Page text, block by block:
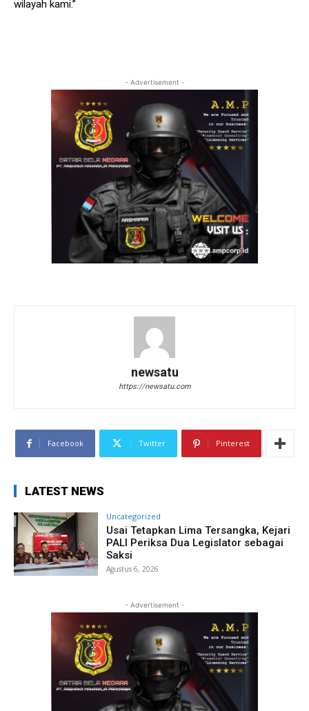
wilayah kami.”
- Advertisement -
newsatu
https://newsatu.com
Facebook Twitter Pinterest
LATEST NEWS
Uncategorized
Usai Tetapkan Lima Tersangka, Kejari
PALI Periksa Dua Legislator sebagai
Saksi
Agustus 6, 2026
- Advertisement -